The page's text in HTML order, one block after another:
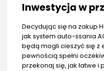
Inwestycja w
Decydując się na zakup
jak system auto-ssania
będą mogli cieszyć się z
pewnością spełni
przekonaj się, jak łatwe